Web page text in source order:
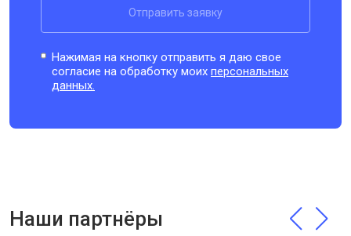
Отправить заявку
Нажимая на кнопку отправить я даю свое
согласие на обработку моихперсональных
данных.
Наши партнёры